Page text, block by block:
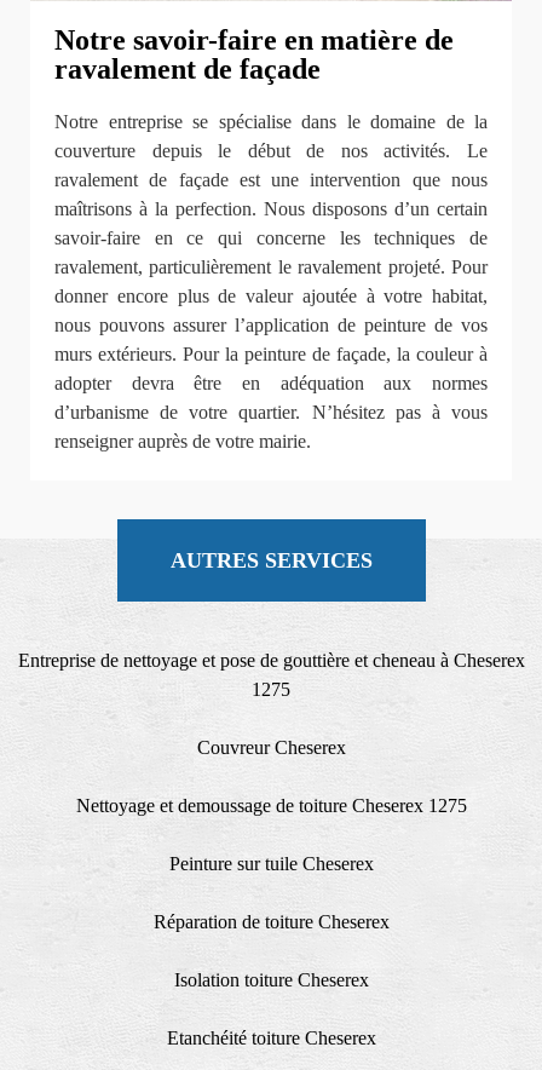
Notre savoir-faire en matière de
ravalement de façade
Notre entreprise se spécialise dans le domaine de la
couverture depuis le début de nos activités. Le
ravalement de façade est une intervention que nous
maîtrisons à la perfection. Nous disposons d’un certain
savoir-faire en ce qui concerne les techniques de
ravalement, particulièrement le ravalement projeté. Pour
donner encore plus de valeur ajoutée à votre habitat,
nous pouvons assurer l’application de peinture de vos
murs extérieurs. Pour la peinture de façade, la couleur à
adopter devra être en adéquation aux normes
d’urbanisme de votre quartier. N’hésitez pas à vous
renseigner auprès de votre mairie.
AUTRES SERVICES
Entreprise de nettoyage et pose de gouttière et cheneau à Cheserex
1275
Couvreur Cheserex
Nettoyage et demoussage de toiture Cheserex 1275
Peinture sur tuile Cheserex
Réparation de toiture Cheserex
Isolation toiture Cheserex
Etanchéité toiture Cheserex